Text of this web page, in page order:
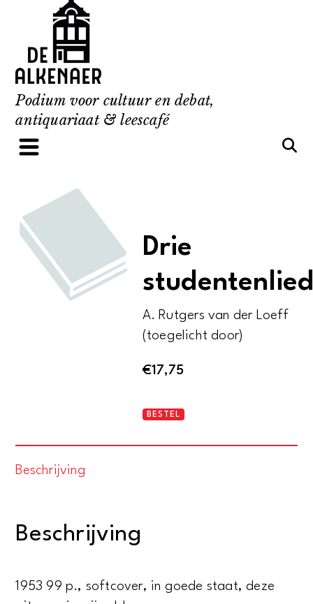
content
Podium voor cultuur en debat,
antiquariaat & leescafé
Drie
A. Rutgers van der Loeff
(toegelicht door)
€17,75
Drie
BESTEL
Beschrijving
Beschrijving
1953 99 p., softcover, in goede staat, deze